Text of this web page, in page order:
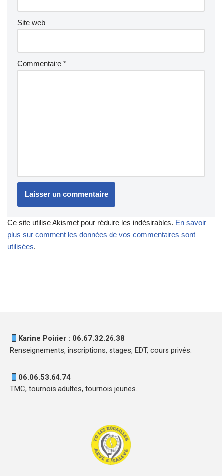
Site web
Commentaire *
Ce site utilise Akismet pour réduire les indésirables. En savoir
plus sur comment les données de vos commentaires sont
utilisées.
Karine Poirier : 06.67.32.26.38
Renseignements, inscriptions, stages, EDT, cours privés.
06.06.53.64.74
TMC, tournois adultes, tournois jeunes.